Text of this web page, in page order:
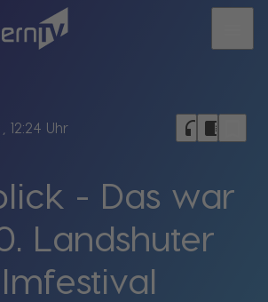
, 12:24 Uhr headphones chrome_reader_mode
- Das war
Landshuter